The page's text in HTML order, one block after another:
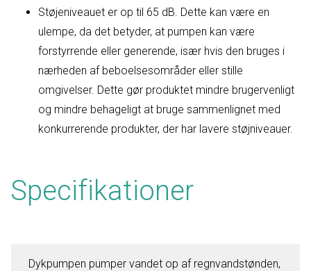
Støjeniveauet er op til 65 dB. Dette kan være en
ulempe, da det betyder, at pumpen kan være
forstyrrende eller generende, især hvis den bruges i
nærheden af beboelsesområder eller stille
omgivelser. Dette gør produktet mindre brugervenligt
og mindre behageligt at bruge sammenlignet med
konkurrerende produkter, der har lavere støjniveauer.
Specifikationer
Dykpumpen pumper vandet op af regnvandstønden,